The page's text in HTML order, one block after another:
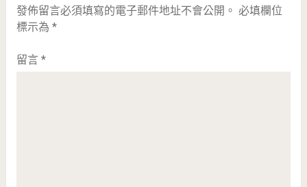
發佈留言必須填寫的電子郵件地址不會公開。 必填欄位
標示為 *
留言 *